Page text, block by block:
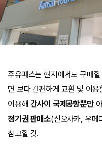
주유패스는 현지에서도 구매
면 보다 간편하게 교환 및 이
이용해간사이 국제공항뿐만
정기권 판매소(신오사카, 우메
참고할 것.